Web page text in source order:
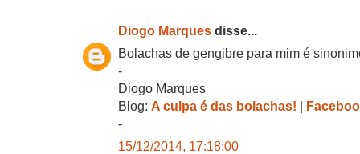
Diogo Marques disse...
Bolachas de gengibre para mim é
-
Diogo Marques
Blog: A culpa é das bolachas!
-
15/12/2014, 17:18:00